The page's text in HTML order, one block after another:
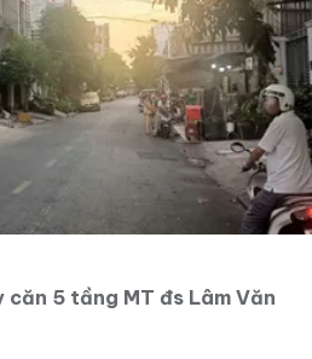
căn 5 tầng MT đs Lâm Văn